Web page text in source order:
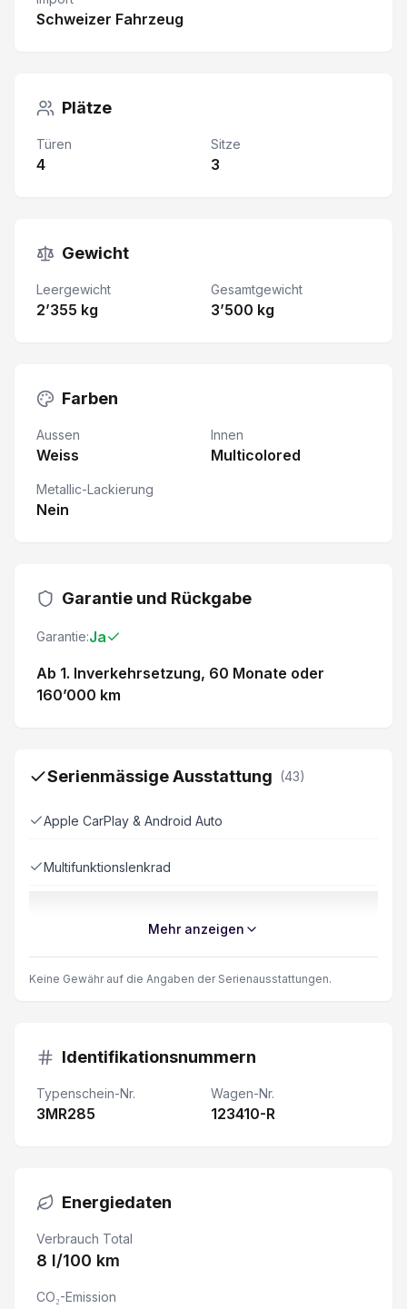
Schweizer Fahrzeug
Plätze
Türen
4
Sitze
3
Gewicht
Leergewicht
2’355 kg
Gesamtgewicht
3’500 kg
Farben
Aussen
Weiss
Innen
Multicolored
Metallic-Lackierung
Nein
Garantie und Rückgabe
Garantie:Ja
Ab 1. Inverkehrsetzung, 60 Monate oder
160’000 km
Serienmässige Ausstattung (43)
Apple CarPlay & Android Auto
Multifunktionslenkrad
Windschutzscheibe heizbar
Licht und Regensensor
Klimaautomat
Details siehe gültige Preisliste des Importeurs
Keine Gewähr auf die Angaben der Serienausstattung
Mehr anzeigen
Keine Gewähr auf die Angaben der Serienausstattungen.
Identifikationsnummern
Typenschein-Nr.
3MR285
Wagen-Nr.
123410-R
Energiedaten
Verbrauch Total
8 l/100 km
CO₂-Emission